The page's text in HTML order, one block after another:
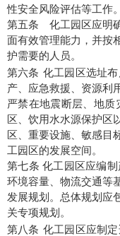
性安全风险评估等工作。
第五条 化工园区应明
面有效管理能力， 并按
护需要的人员。
第六条 化工园区选址
产、应急救援、资源利
严禁在地震断层、地
区、饮用水水源保护区
区、重要设施、敏感目
工园区的发展空间。
第七条 化工园区应编
环境容量、物流交通等
发展规划。总体规划应
关专项规划。
第八条 化工园区应制